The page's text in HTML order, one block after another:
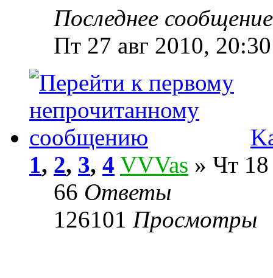
Последнее
Пт 27 авг 2010, 20:30
1, 2, 3, 4 VVVas » Чт
66 Ответы
126101 Просмотры